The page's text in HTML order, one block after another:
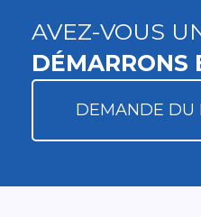
AVEZ-VOUS
DÉMARRONS
DEMANDE DU